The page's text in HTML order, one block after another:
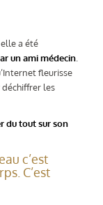
a été
un ami médecin.
fleurisse
les
du tout sur son
c’est
C’est